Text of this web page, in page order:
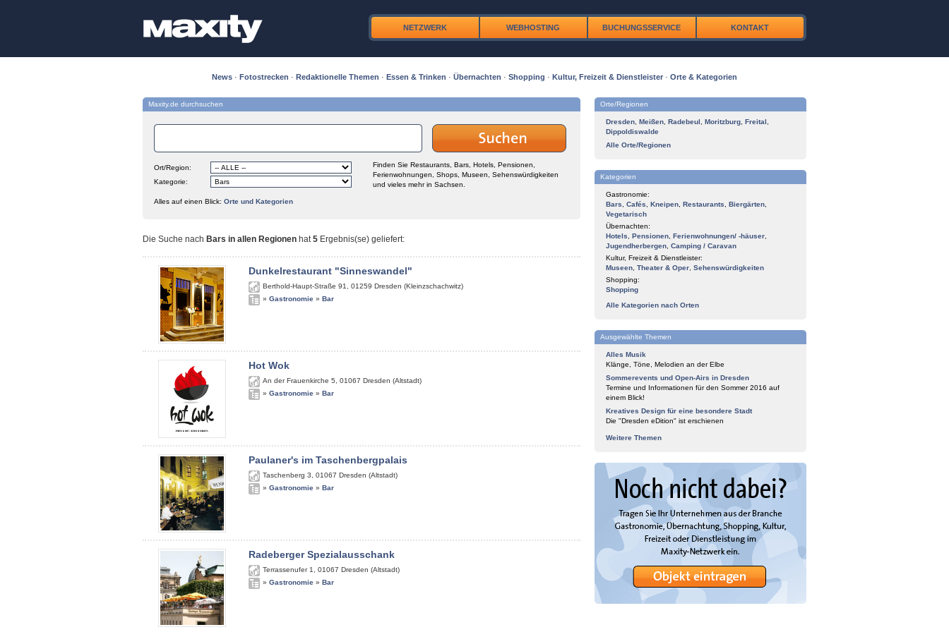
NETZWERK WEBHOSTING BUCHUNGSSERVICE KONTAKT
News · Fotostrecken · Redaktionelle Themen · Essen & Trinken · Übernachten · Shopping · Kultur, Freizeit & Dienstleister · Orte & Kategorien
Maxity.de durchsuchen
Ort/Region:
Kategorie:
Finden Sie Restaurants, Bars, Hotels, Pensionen,
Ferienwohnungen, Shops, Museen, Sehenswürdigkeiten
und vieles mehr in Sachsen.
Alles auf einen Blick: Orte und Kategorien
Die Suche nach Bars in allen Regionen hat5 Ergebnis(se) geliefert:
Dunkelrestaurant "Sinneswandel"
Berthold-Haupt-Straße 91 01259 Dresden (Kleinzschachwitz)
» Gastronomie » Bar
Hot Wok
An der Frauenkirche 5 01067 Dresden (Altstadt)
» Gastronomie » Bar
Paulaner's im Taschenbergpalais
Taschenberg 3 01067 Dresden (Altstadt)
» Gastronomie » Bar
Radeberger Spezialausschank
Terrassenufer 1 01067 Dresden (Altstadt)
» Gastronomie » Bar
Orte/Regionen
Dresden Meißen Radebeul Moritzburg Freital
Dippoldiswalde
Alle Orte/Regionen
Kategorien
Gastronomie:
Bars
Cafés Kneipen Restaurants Biergärten
Vegetarisch
Übernachten:
Hotels
Pensionen Ferienwohnungen/ -häuser
Jugendherbergen Camping / Caravan
Kultur, Freizeit & Dienstleister:
Museen Theater & Oper Sehenswürdigkeiten
Shopping:
Shopping
Alle Kategorien nach Orten
Ausgewählte Themen
Alles Musik
Klänge, Töne, Melodien an der Elbe
Sommerevents und Open-Airs in Dresden
Termine und Informationen für den Sommer 2016 auf
einem Blick!
Kreatives Design für eine besondere Stadt
Die "Dresden eDition" ist erschienen
Weitere Themen